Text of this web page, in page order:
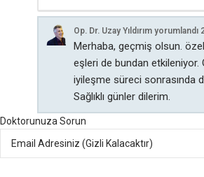
Op. Dr. Uzay Yıldırım yorumlandı
Merhaba, geçmiş olsun.
eşleri de bundan
iyileşme süreci sonrasında
Sağlıklı günler dilerim.
Doktorunuza Sorun